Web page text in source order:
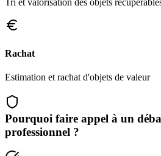
Tri et valorisation des objets
Rachat
Estimation et rachat d'objets de valeur
Pourquoi faire appel à un
professionnel ?